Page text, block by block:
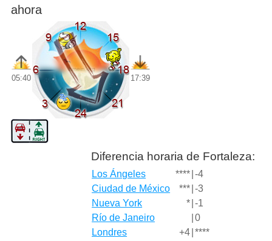
ahora
05:40 17:39
Diferencia horaria de Fortaleza:
Los Ángeles **** -4
Ciudad de México
*** -3
Nueva York
* -1
Río de Janeiro
0
Londres
+4 ****